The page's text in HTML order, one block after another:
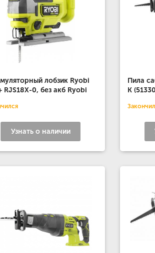
лобзик Ryobi
RJS18X-0, без акб Ryobi
Узнать о наличии
Пила
K